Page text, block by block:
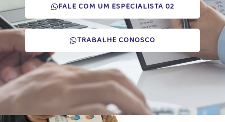
FALE COM UM ESPECIALISTA 02
TRABALHE CONOSCO